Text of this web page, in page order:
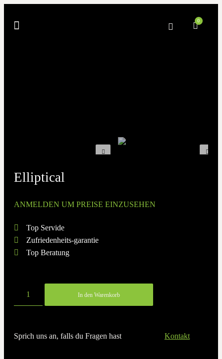
0
Elliptical
ANMELDEN UM PREISE EINZUSEHEN
Top Servide
Zufriedenheits-garantie
Top Beratung
In den Warenkorb
Sprich uns an, falls du Fragen hast Kontakt